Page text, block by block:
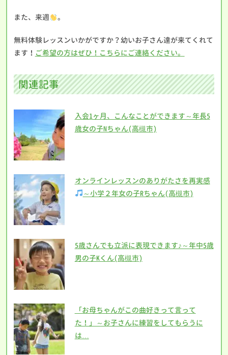
また、来週 。
無料体験レッスンいかがですか？幼いお子さん達が来てくれて
ます！ ご希望の方はぜひ！こちらにご連絡ください。
関連記事
入会1ヶ月、こんなことができます～年長5
歳女の子Nちゃん(高槻市)
オンラインレッスンのありがたさを再実感
～小学２年女の子Rちゃん(高槻市)
5歳さんでも立派に表現できます♪～年中5歳
男の子Kくん(高槻市)
「お母ちゃんがこの曲好きって言って
た！」～お子さんに練習をしてもらうに
は…